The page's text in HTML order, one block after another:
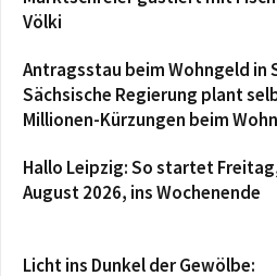
Völki
Antragsstau beim Wohngeld in
Sächsische Regierung plant
Millionen-Kürzungen beim
Hallo Leipzig: So startet
August 2026, ins Wochenende
Licht ins Dunkel der Gewölbe: